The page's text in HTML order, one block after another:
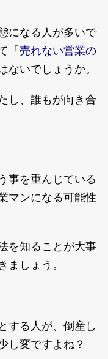
になる人が多いで
「 売れない営業の
ないでしょうか。
し、誰もが向き合
事を重んじている
マンになる可能性
を知ることが大事
ましょう。
する人が、倒産し
し変ですよね？